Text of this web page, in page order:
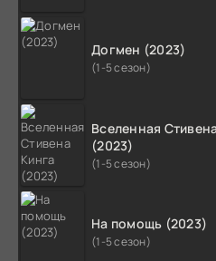
Догмен (2023)
(1-5 сезон)
Вселенная
(2023)
(1-5 сезон)
На помощь (2023)
(1-5 сезон)